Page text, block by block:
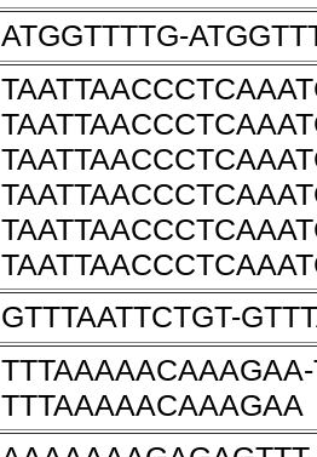
ATGGTTTTG-
GTTTAATTCTGT-
TTTAAAAACAAAGAA